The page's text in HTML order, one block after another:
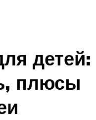
детей:
плюсы